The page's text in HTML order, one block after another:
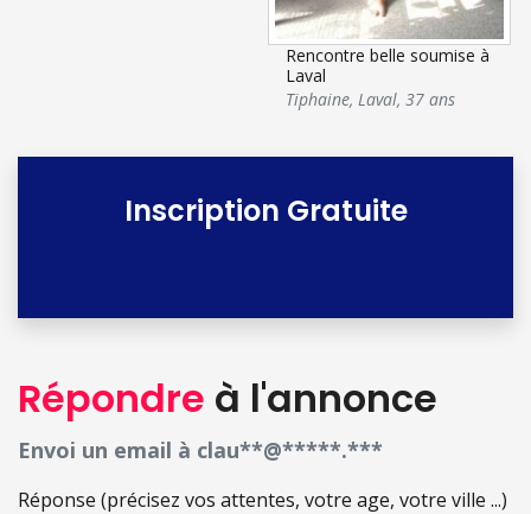
Rencontre belle soumise à
Laval
Tiphaine,Laval,37 ans
Inscription Gratuite
Répondre à l'annonce
Envoi un email à clau**@*****.***
Réponse (précisez vos attentes, votre age, votre ville ...)